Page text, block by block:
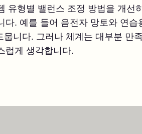
유형별 밸런스 조정 방법을 개선
. 예를 들어 음전자 망토와 연습
니다. 그러나 체계는 대부분 만
럽게 생각합니다.